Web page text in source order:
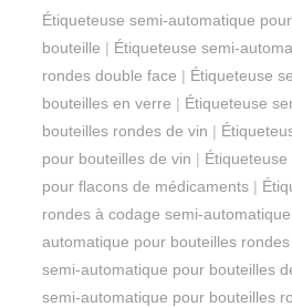
Étiqueteuse semi-automatique
bouteille | Étiqueteuse semi-
rondes double face | Étiqueteuse
bouteilles en verre | Étiqueteuse
bouteilles rondes de vin |
pour bouteilles de vin |
pour flacons de médicaments |
rondes à codage semi-automatique
automatique pour bouteilles rondes
semi-automatique pour bouteilles
semi-automatique pour bouteilles